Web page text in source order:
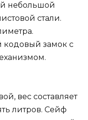
небольшой
стали.
кодовый замок с
вес составляет
литров. Сейф